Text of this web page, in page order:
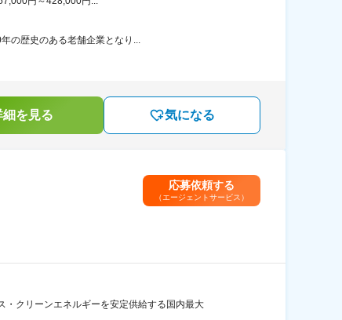
の歴史のある老舗企業となり...
を見る 気になる
応募依頼する
（エージェントサービス）
・クリーンエネルギーを安定供給する国内最大